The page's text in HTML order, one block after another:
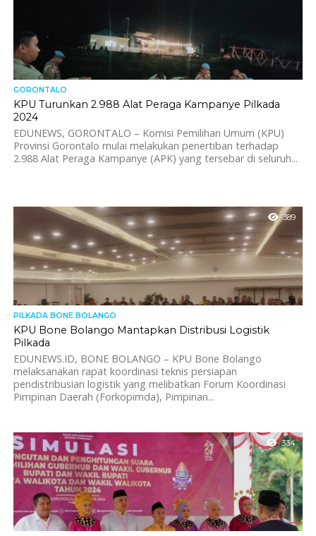
GORONTALO
KPU Turunkan 2.988 Alat Peraga Kampanye Pilkada
2024
EDUNEWS, GORONTALO – Komisi Pemilihan Umum (KPU)
Provinsi Gorontalo mulai melakukan penertiban terhadap
2.988 Alat Peraga Kampanye (APK) yang tersebar di seluruh...
389
PILKADA BONE BOLANGO
KPU Bone Bolango Mantapkan Distribusi Logistik
Pilkada
EDUNEWS.ID, BONE BOLANGO – KPU Bone Bolango
melaksanakan rapat koordinasi teknis persiapan
pendistribusian logistik yang melibatkan Forum Koordinasi
Pimpinan Daerah (Forkopimda), Pimpinan...
334